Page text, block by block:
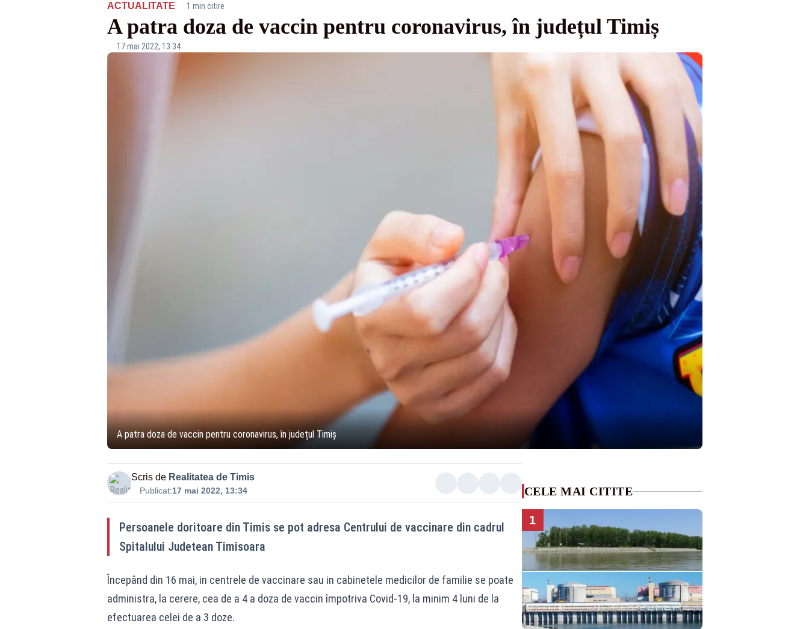
ACTUALITATE· 1 min citire
A patra doza de vaccin pentru coronavirus, în județul Timiș
17 mai 2022, 13:34
A patra doza de vaccin pentru coronavirus, în județul Timiș
Scris de Realitatea de Timis
Publicat:17 mai 2022, 13:34
Persoanele doritoare din Timis se pot adresa Centrului de vaccinare din cadrul
Spitalului Judetean Timisoara
Începând din 16 mai, in centrele de vaccinare sau in cabinetele medicilor de familie se poate
administra, la cerere, cea de a 4 a doza de vaccin împotriva Covid-19, la minim 4 luni de la
efectuarea celei de a 3 doze.
CELE MAI CITITE
1